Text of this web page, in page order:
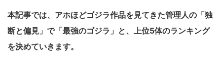
本記事では、アホほどゴジラ作品を見てきた管理人の「独
断と偏見」で「最強のゴジラ」と、上位5体のランキング
を決めていきます。